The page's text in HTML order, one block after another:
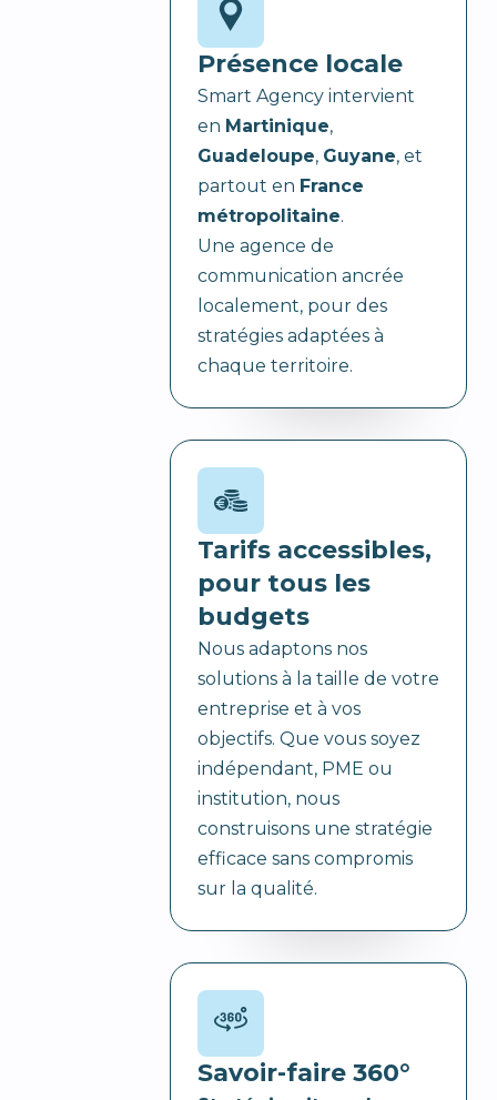
Présence locale
Smart Agency intervient
en Martinique,
Guadeloupe, Guyane, et
partout en France
métropolitaine.
Une agence de
communication ancrée
localement, pour des
stratégies adaptées à
chaque territoire.
Tarifs accessibles,
pour tous les
budgets
Nous adaptons nos
solutions à la taille de votre
entreprise et à vos
objectifs. Que vous soyez
indépendant, PME ou
institution, nous
construisons une stratégie
efficace sans compromis
sur la qualité.
Savoir-faire 360°